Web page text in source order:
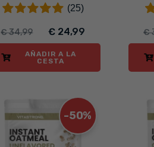
(25)
€ 34,99 € 24,99
AÑADIR A LA
CESTA
€
-50%